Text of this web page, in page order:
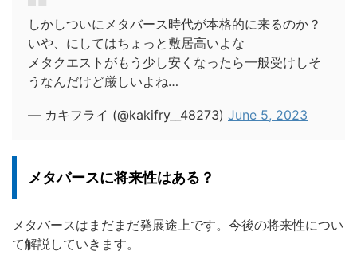
しかしついにメタバース時代が本格的に来るのか？
いや、にしてはちょっと敷居高いよな
メタクエストがもう少し安くなったら一般受けしそ
うなんだけど厳しいよね…
— カキフライ (@kakifry__48273) June 5, 2023
メタバースに将来性はある？
メタバースはまだまだ発展途上です。今後の将来性につい
て解説していきます。